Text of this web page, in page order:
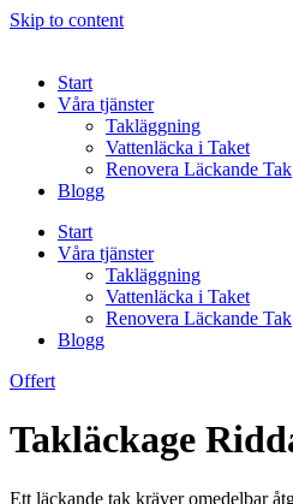
Skip to content
Start
Våra tjänster
Takläggning
Vattenläcka i Taket
Renovera Läckande Tak
Blogg
Start
Våra tjänster
Takläggning
Vattenläcka i Taket
Renovera Läckande Tak
Blogg
Offert
Takläckage
Ett läckande tak kräver omedelbar